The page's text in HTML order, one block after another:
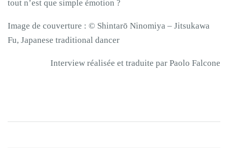
tout n’est que simple émotion ?
Image de couverture : © Shintarō Ninomiya – Jitsukawa
Fu, Japanese traditional dancer
Interview réalisée et traduite par Paolo Falcone